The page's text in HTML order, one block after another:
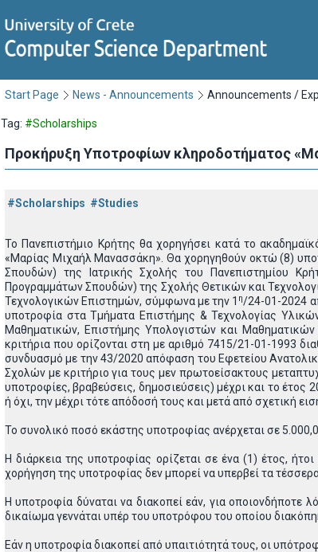
Start Page News - Announcements Announcements /
Tag: #Scholarships
Προκήρυξη Υποτροφίων κληροδοτήματος
#Scholarships #Studies
Το Πανεπιστήμιο Κρήτης θα χορηγήσει κατά το
«Μαρίας Μιχαήλ Μανασσάκη». Θα χορηγηθούν οκτώ (8)
Σπουδών) της Ιατρικής Σχολής του Πανεπιστημίου
Προγραμμάτων Σπουδών) της Σχολής Θετικών και
Τεχνολογικών Επιστημών, σύμφωνα με την 1 η/24-01-2024
υποτροφία στα Τμήματα Επιστήμης & Τεχνολογίας
Μαθηματικών, Επιστήμης Υπολογιστών και
κριτήρια που ορίζονται στη με αριθμό 7415/21-01-1993
συνδυασμό με την 43/2020 απόφαση του Εφετείου
Σχολών με κριτήριο για τους μεν πρωτοείσακτους
υποτροφίες, βραβεύσεις, δημοσιεύσεις) μέχρι και το
ή όχι, την μέχρι τότε απόδοσή τους και μετά από σχετική
Το συνολικό ποσό εκάστης υποτροφίας ανέρχεται σε
Η διάρκεια της υποτροφίας ορίζεται σε ένα (1) έτος, ήτοι
χορήγηση της υποτροφίας δεν μπορεί να υπερβεί τα τέσσερα
Η υποτροφία δύναται να διακοπεί εάν, για
δικαίωμα γεννάται υπέρ του υποτρόφου του οποίου
Εάν η υποτροφία διακοπεί από υπαιτιότητά τους, οι